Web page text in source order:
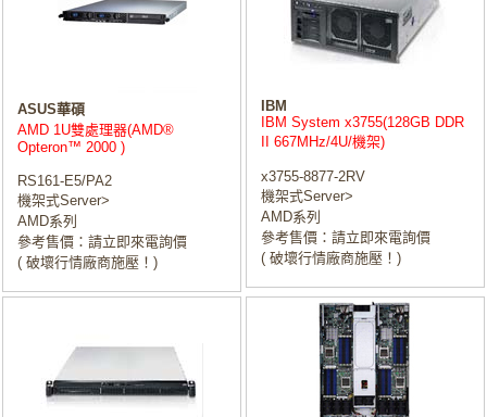
ASUS華碩
AMD 1U雙處理器(AMD®
Opteron™ 2000 )
RS161-E5/PA2
機架式Server>
AMD系列
參考售價：請立即來電詢價
( 破壞行情廠商施壓！)
IBM
IBM System x3755(128GB DDR
II 667MHz/4U/機架)
x3755-8877-2RV
機架式Server>
AMD系列
參考售價：請立即來電詢價
( 破壞行情廠商施壓！)